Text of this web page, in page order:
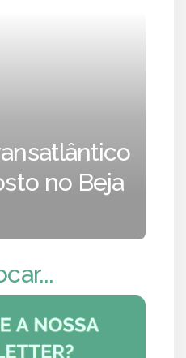
no Beja